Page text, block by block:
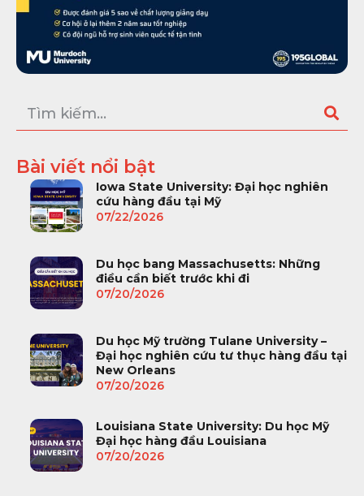
Bài viết nổi bật
Iowa State University: Đại học nghiên
cứu hàng đầu tại Mỹ
07/22/2026
Du học bang Massachusetts: Những
điều cần biết trước khi đi
07/20/2026
Du học Mỹ trường Tulane University –
Đại học nghiên cứu tư thục hàng đầu tại
New Orleans
07/20/2026
Louisiana State University: Du học Mỹ
Đại học hàng đầu Louisiana
07/20/2026